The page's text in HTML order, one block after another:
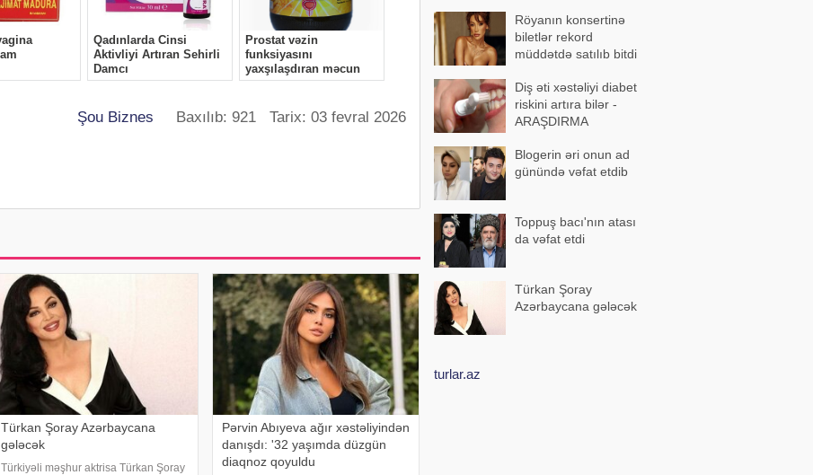
Şou Biznes Baxılıb: 921 Tarix: 03 fevral 2026
Türkan Şoray Azərbaycana
gələcək
Türkiyəli məşhur aktrisa Türkan Şoray
Pərvin Abıyeva ağır xəstəliyindən
danışdı: '32 yaşımda düzgün
diaqnoz qoyuldu
Röyanın konsertinə
biletlər rekord
müddətdə satılıb bitdi
Diş əti xəstəliyi diabet
riskini artıra bilər -
ARAŞDIRMA
Blogerin əri onun ad
günündə vəfat etdib
Toppuş bacı'nın atası
da vəfat etdi
Türkan Şoray
Azərbaycana gələcək
turlar.az